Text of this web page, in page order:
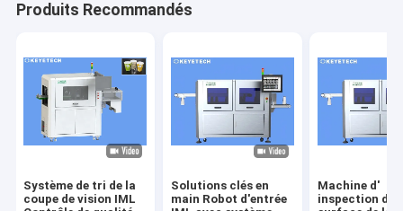
Produits Recommandés
Système de tri de la
coupe de vision IML
Solutions clés en
main Robot d'entrée
Machine d'
inspection de